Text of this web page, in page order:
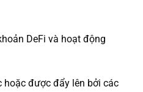
DeFi và hoạt động
hoặc được đẩy lên bởi các